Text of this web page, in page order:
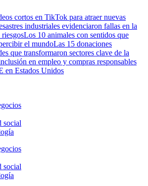
cortos en TikTok para atraer nuevas
industriales evidenciaron fallas en la
Los 10 animales con sentidos que
el mundoLas 15 donaciones
que transformaron sectores clave de la
en empleo y compras responsables
en Estados Unidos
social
social